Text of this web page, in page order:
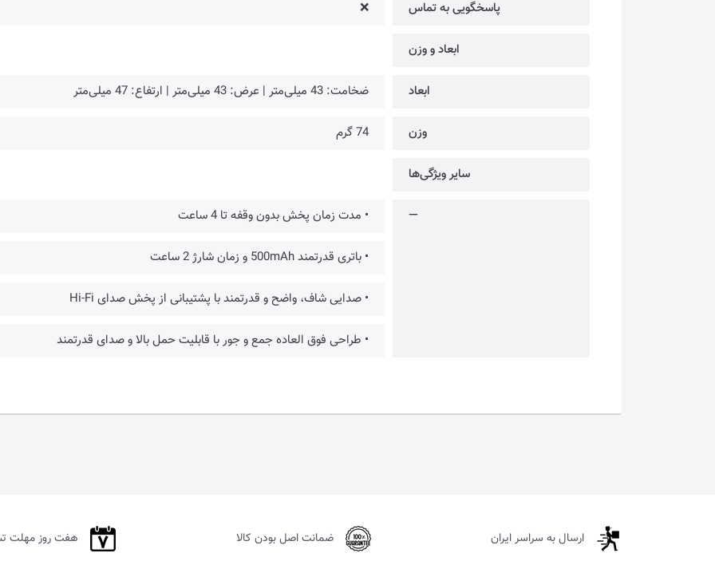
پاسخگویی به تماس ❌
ابعاد و وزن
ابعاد ضخامت: 43 میلی‌متر | عرض: 43 میلی‌متر | ارتفاع: 47 میلی‌متر
وزن 74 گرم
سایر ویژگی‌ها
— • مدت زمان پخش بدون وقفه تا 4 ساعت
• باتری قدرتمند 500mAh و زمان شارژ 2 ساعت
• صدایی شاف، واضح و قدرتمند با پشتیبانی از پخش صدای Hi-Fi
• طراحی فوق العاده جمع و جور با قابلیت حمل بالا و صدای قدرتمند
ارسال به سراسر ایران ضمانت اصل بودن کالا هفت روز مهلت